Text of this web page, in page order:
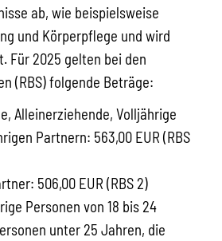
ab, wie beispielsweise
und Körperpflege und wird
Für 2025 gelten bei den
(RBS) folgende Beträge:
Alleinerziehende, Volljährige
Partnern: 563,00 EUR (RBS
506,00 EUR (RBS 2)
Personen von 18 bis 24
unter 25 Jahren, die